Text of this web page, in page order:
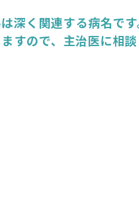
深く関連する病名で
すので、主治医に相談